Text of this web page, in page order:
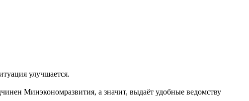
улучшается.
Минэкономразвития, а значит, выдаёт удобные ведомству